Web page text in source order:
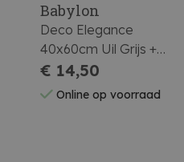
Babylon
Deco Elegance
40x60cm Uil Grijs +
Ruiter
€ 14,50
Online op voorraad